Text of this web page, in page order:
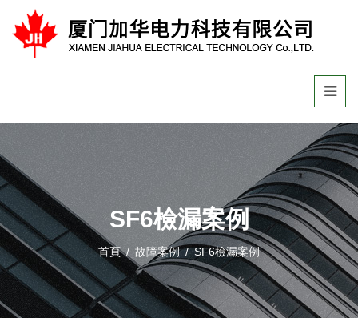
SF6檢漏案例
首頁 / 故障案例 / SF6檢漏案例